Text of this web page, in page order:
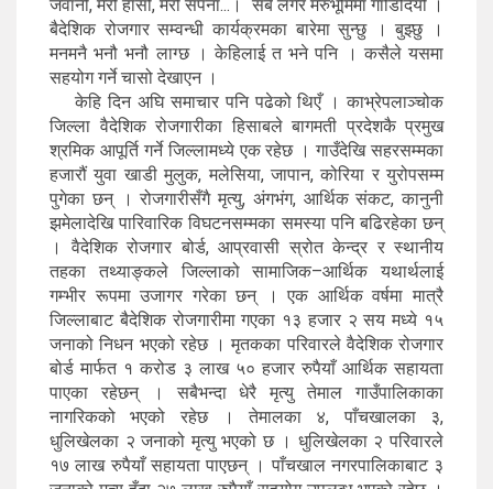
जवानी, मेरो हाँसो, मेरो सपना...। सबै लगेर मरुभूमिमा गाडिदियो ।
बैदेशिक रोजगार सम्वन्धी कार्यक्रमका बारेमा सुन्छु । बुझ्छु ।
मनमनै भनौ भनौ लाग्छ । केहिलाई त भने पनि । कसैले यसमा
सहयोग गर्ने चासो देखाएन ।
केहि दिन अघि समाचार पनि पढेको थिएँ । काभ्रेपलाञ्चोक
जिल्ला वैदेशिक रोजगारीका हिसाबले बागमती प्रदेशकै प्रमुख
श्रमिक आपूर्ति गर्ने जिल्लामध्ये एक रहेछ । गाउँदेखि सहरसम्मका
हजारौं युवा खाडी मुलुक, मलेसिया, जापान, कोरिया र युरोपसम्म
पुगेका छन् । रोजगारीसँगै मृत्यु, अंगभंग, आर्थिक संकट, कानुनी
झमेलादेखि पारिवारिक विघटनसम्मका समस्या पनि बढिरहेका छन्
। वैदेशिक रोजगार बोर्ड, आप्रवासी स्रोत केन्द्र र स्थानीय
तहका तथ्याङ्कले जिल्लाको सामाजिक–आर्थिक यथार्थलाई
गम्भीर रूपमा उजागर गरेका छन् । एक आर्थिक वर्षमा मात्रै
जिल्लाबाट बैदेशिक रोजगारीमा गएका १३ हजार २ सय मध्ये १५
जनाको निधन भएको रहेछ । मृतकका परिवारले वैदेशिक रोजगार
बोर्ड मार्फत १ करोड ३ लाख ५० हजार रुपैयाँ आर्थिक सहायता
पाएका रहेछन् । सबैभन्दा धेरै मृत्यु तेमाल गाउँपालिकाका
नागरिकको भएको रहेछ । तेमालका ४, पाँचखालका ३,
धुलिखेलका २ जनाको मृत्यु भएको छ । धुलिखेलका २ परिवारले
१७ लाख रुपैयाँ सहायता पाएछन् । पाँचखाल नगरपालिकाबाट ३